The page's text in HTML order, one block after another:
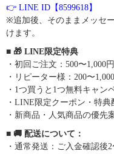
👉 LINE ID【8599618】
※追加後、そのままメッセ
けます。
■ 🎁 LINE限定特典
・初回ご注文：500〜1,000円
・リピーター様：200〜
・1つ買うと1つ無料キャン
・LINE限定クーポン・特典
・新商品・人気商品の優先
■ 🚚 配送について：
・通常発送：ご入金確認後